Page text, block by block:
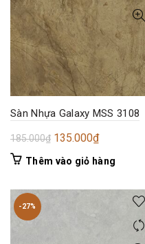
Sàn Nhựa Galaxy MSS 3108
185.000₫ Giá
gốc
185.000₫.
135.000₫Giá
hiện
là:
135.000₫.
Thêm vào giỏ hàng
-27%